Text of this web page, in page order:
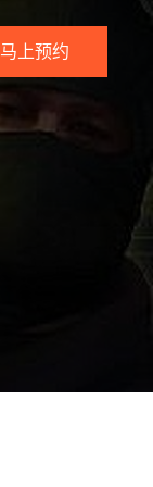
马上预约